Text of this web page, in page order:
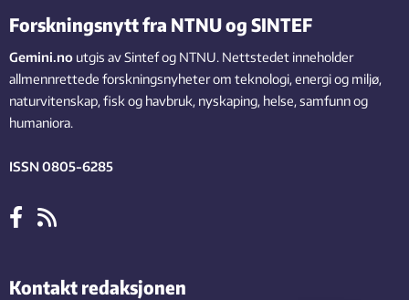
Forskningsnytt fra NTNU og SINTEF
Gemini.no utgis av Sintef og NTNU. Nettstedet inneholder
allmennrettede forskningsnyheter om teknologi, energi og miljø,
naturvitenskap, fisk og havbruk, nyskaping, helse, samfunn og
humaniora.
ISSN 0805-6285
Kontakt redaksjonen